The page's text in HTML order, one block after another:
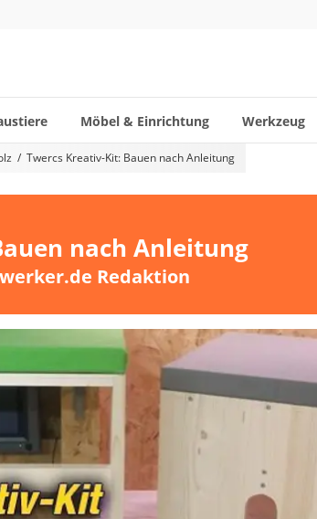
Möbel & Einrichtung Werkzeug
Twercs Kreativ-Kit: Bauen nach Anleitung
nach Anleitung
Redaktion